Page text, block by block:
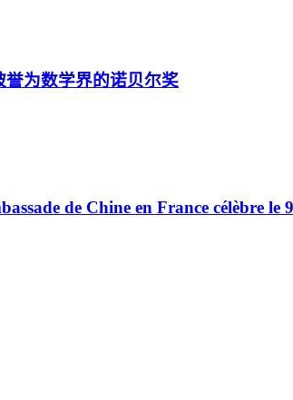
誉为数学界的诺贝尔奖
de Chine en France célèbre le